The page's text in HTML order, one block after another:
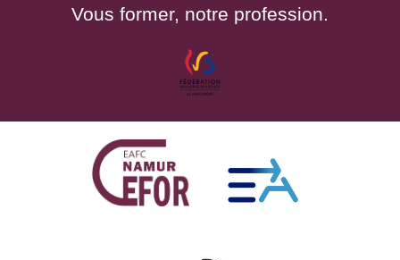
Vous former, notre profession.